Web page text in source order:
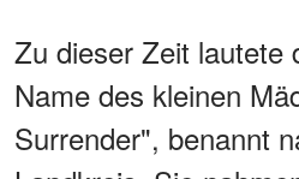
Zu dieser Zeit lautete
Name des kleinen
Surrender", benannt